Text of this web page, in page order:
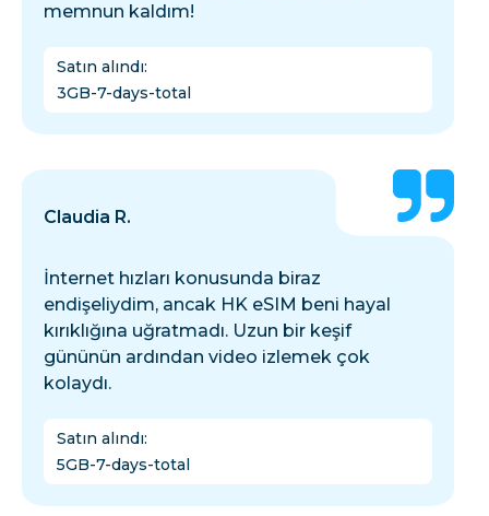
memnun kaldım!
Satın alındı:
3GB-7-days-total
Claudia R.
İnternet hızları konusunda biraz
endişeliydim, ancak HK eSIM beni hayal
kırıklığına uğratmadı. Uzun bir keşif
gününün ardından video izlemek çok
kolaydı.
Satın alındı:
5GB-7-days-total